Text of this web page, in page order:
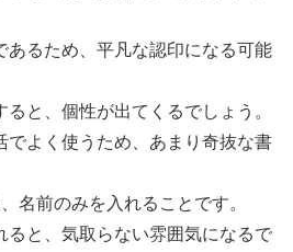
あるため、平凡な認印になる可能
と、個性が出てくるでしょう。
でよく使うため、あまり奇抜な書
名前のみを入れることです。
ると、気取らない雰囲気になるで